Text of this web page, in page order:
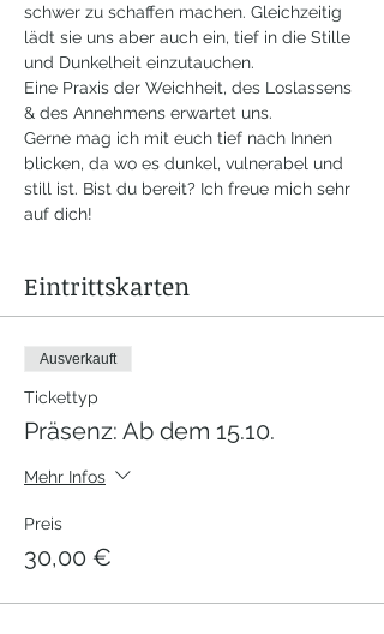
schwer zu schaffen machen. Gleichzeitig
lädt sie uns aber auch ein, tief in die Stille
und Dunkelheit einzutauchen.
Eine Praxis der Weichheit, des Loslassens
& des Annehmens erwartet uns.
Gerne mag ich mit euch tief nach Innen
blicken, da wo es dunkel, vulnerabel und
still ist. Bist du bereit? Ich freue mich sehr
auf dich!
Eintrittskarten
Ausverkauft
Tickettyp
Präsenz: Ab dem 15.10.
Mehr Infos
Preis
30,00 €